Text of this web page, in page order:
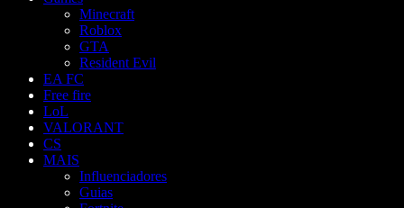
Minecraft
Roblox
GTA
Resident Evil
EA FC
Free fire
LoL
VALORANT
CS
MAIS
Influenciadores
Guias